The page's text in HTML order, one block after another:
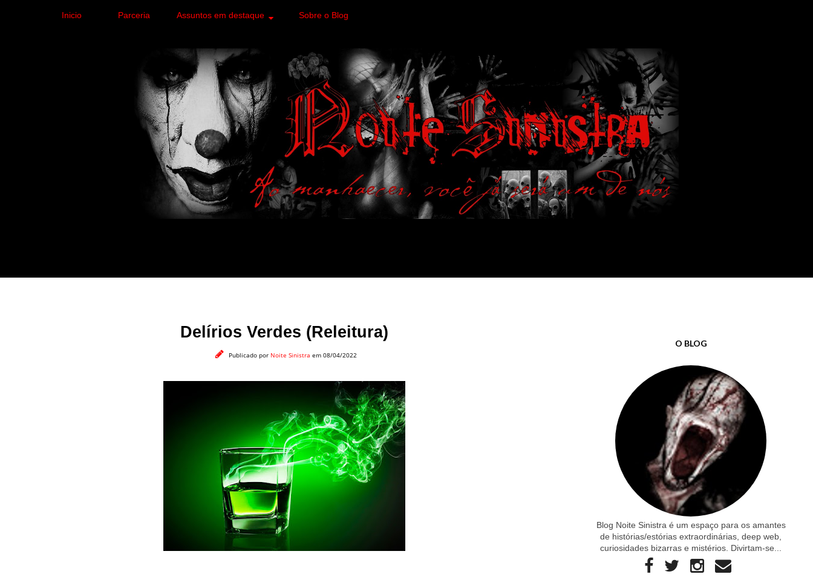
Inicio Parceria Assuntos em destaque Sobre o Blog
Delírios Verdes (Releitura)
Publicado por Noite Sinistra em 08/04/2022
O BLOG
Blog Noite Sinistra é um espaço para os amantes
de histórias/estórias extraordinárias, deep web,
curiosidades bizarras e mistérios. Divirtam-se...